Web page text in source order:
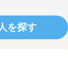
を探す